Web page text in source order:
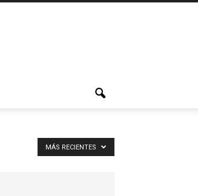
MÁS RECIENTES